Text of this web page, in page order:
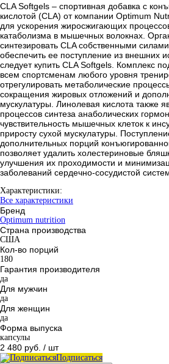
CLA Softgels – спортивная добавка с
кислотой (CLA) от компании Optimum
для ускорения жиросжигающих
катаболизма в мышечных волокнах.
синтезировать CLA собственными
обеспечить ее поступление из внешних
следует купить CLA Softgels. Комплекс
всем спортсменам любого уровня
отрегулировать метаболические
сокращения жировых отложений и
мускулатуры. Линолевая кислота также
процессов синтеза анаболических
чувствительность мышечных клеток к
приросту сухой мускулатуры.
дополнительных порций
позволяет удалить холестериновые
улучшения их проходимости и
заболеваний сердечно-сосудистой
Характеристики:
Все характеристики
Бренд
Optimum nutrition
Страна производства
США
Кол-во порций
180
Гарантия производителя
да
Для мужчин
да
Для женщин
да
Форма выпуска
капсулы
2 480 руб. / шт
Подписаться